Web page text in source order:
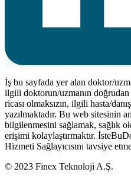
İş bu sayfada yer alan doktor/
ilgili doktorun/uzmanın
ricası olmaksızın, ilgili hasta/
yazılmaktadır. Bu web sitesinin
bilgilenmesini sağlamak, sağlık
erişimi kolaylaştırmaktır.
Hizmeti Sağlayıcısını tavsiye
© 2023 Finex Teknoloji A.Ş.